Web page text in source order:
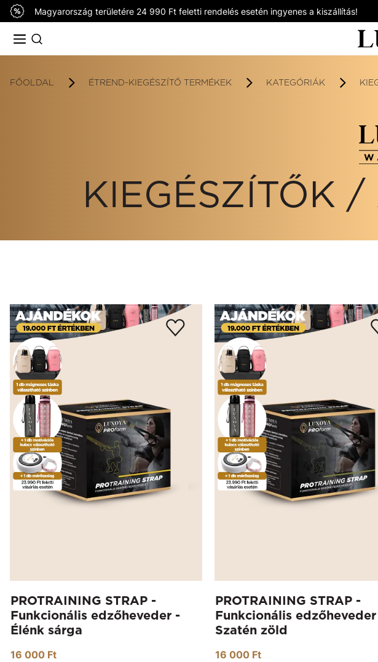
Magyarország területére 24 990 Ft feletti rendelés esetén ingyenes a kiszállítás!
FŐOLDAL ÉTREND-KIEGÉSZÍTŐ TERMÉKEK KATEGÓRIÁK
KIEGÉSZÍTŐK
PROTRAINING STRAP -
Funkcionális edzőheveder -
Élénk sárga
16 000 Ft
PROTRAINING STRAP -
Funkcionális
Szatén zöld
16 000 Ft